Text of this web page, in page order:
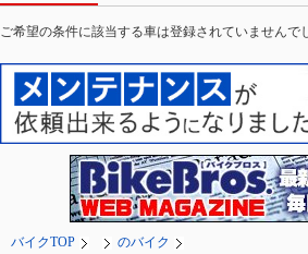
ご希望の条件に該当する車は登録されていませんで
バイクTOP のバイク